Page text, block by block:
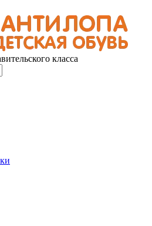
класса